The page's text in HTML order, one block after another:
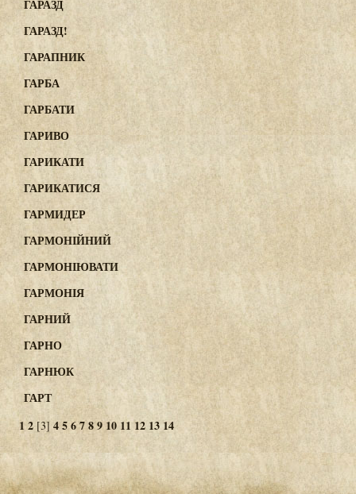
ГАРАЗД
ГАРАЗД!
ГАРАПНИК
ГАРБА
ГАРБАТИ
ГАРИВО
ГАРИКАТИ
ГАРИКАТИСЯ
ГАРМИДЕР
ГАРМОНІЙНИЙ
ГАРМОНІЮВАТИ
ГАРМОНІЯ
ГАРНИЙ
ГАРНО
ГАРНЮК
ГАРТ
12 [3] 456789 10 11 12 1314